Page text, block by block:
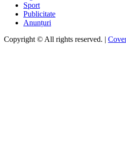
Sport
Publicitate
Anunțuri
Copyright © All rights reserved. |